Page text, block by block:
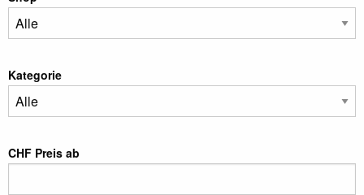
Kategorie
CHF Preis ab